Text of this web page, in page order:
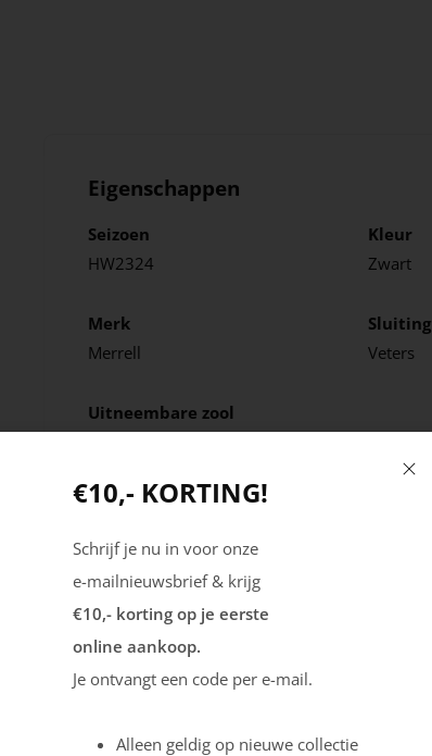
Eigenschappen
Seizoen
HW2324
Kleur
Zwart
Merk
Merrell
Sluiting
Veters
Uitneembare zool
€10,- KORTING!
Schrijf je nu in voor onze
e-mailnieuwsbrief & krijg
€10,- korting op je eerste
online aankoop.
Je ontvangt een code per e-mail.
Alleen geldig op nieuwe collectie